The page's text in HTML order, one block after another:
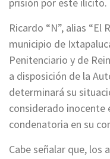
Ricardo “N”, alias “El
municipio de
Penitenciario y de
a disposición de la
determinará su
considerado inocente
condenatoria en su
Cabe señalar que, los